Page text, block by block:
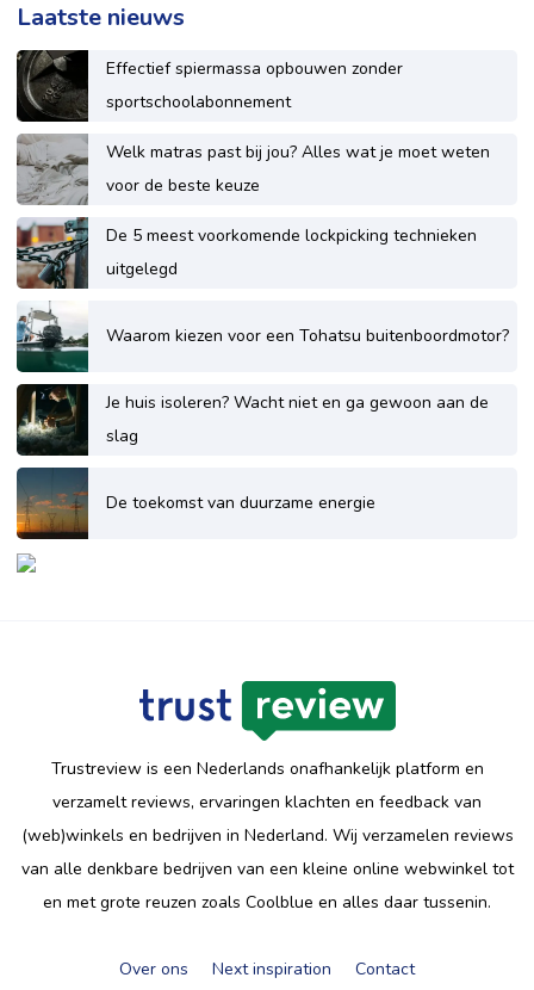
Laatste nieuws
Effectief spiermassa opbouwen zonder
sportschoolabonnement
Welk matras past bij jou? Alles wat je moet weten
voor de beste keuze
De 5 meest voorkomende lockpicking technieken
uitgelegd
Waarom kiezen voor een Tohatsu buitenboordmotor?
Je huis isoleren? Wacht niet en ga gewoon aan de
slag
De toekomst van duurzame energie
Trustreview is een Nederlands onafhankelijk platform en
verzamelt reviews, ervaringen klachten en feedback van
(web)winkels en bedrijven in Nederland. Wij verzamelen reviews
van alle denkbare bedrijven van een kleine online webwinkel tot
en met grote reuzen zoals Coolblue en alles daar tussenin.
Over ons Next inspiration Contact